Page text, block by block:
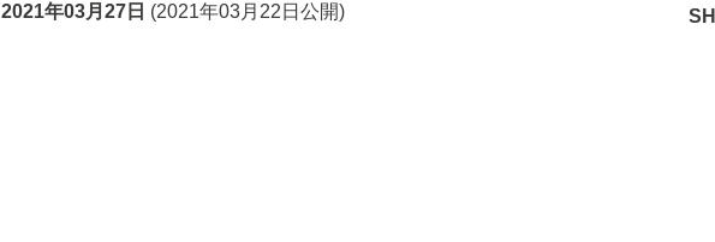
2021年03月27日 (2021年03月22日 公開)